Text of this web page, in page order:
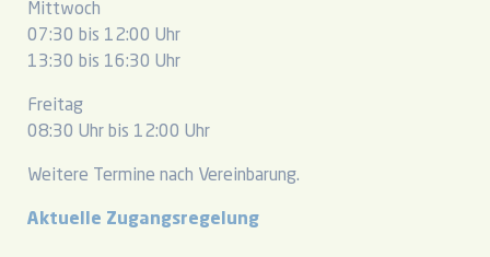
Mittwoch
07:30 bis 12:00 Uhr
13:30 bis 16:30 Uhr
Freitag
08:30 Uhr bis 12:00 Uhr
Weitere Termine nach Vereinbarung.
Aktuelle Zugangsregelung